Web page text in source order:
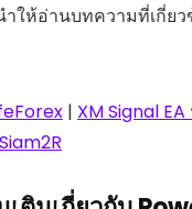
ให้อ่านบทความที่เกี่ยว
| XM Signal EA
Siam2R